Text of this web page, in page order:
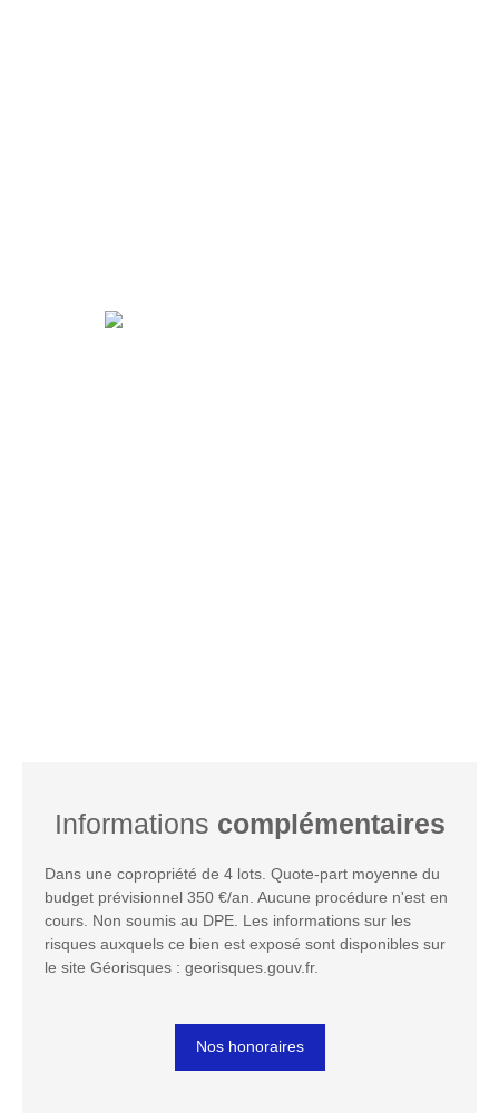
Informations complémentaires
Dans une copropriété de 4 lots. Quote-part moyenne du
budget prévisionnel 350 €/an. Aucune procédure n'est en
cours. Non soumis au DPE. Les informations sur les
risques auxquels ce bien est exposé sont disponibles sur
le site Géorisques : georisques.gouv.fr.
Nos honoraires